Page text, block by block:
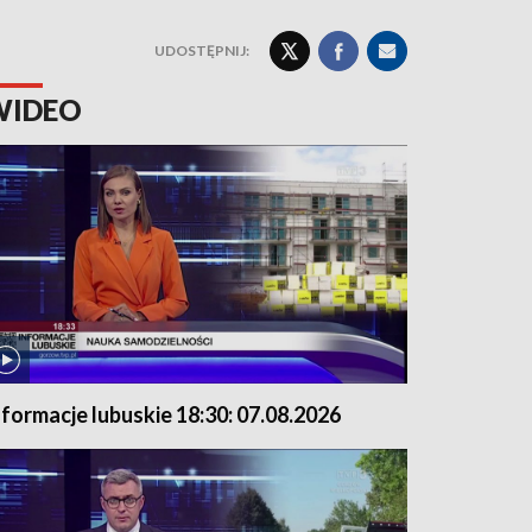
UDOSTĘPNIJ:
lubuskie 18:30: 07.08.2026